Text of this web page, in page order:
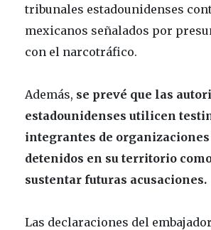
tribunales estadounidenses
mexicanos señalados por
con el narcotráfico.
Además, se prevé que las
estadounidenses utilicen
integrantes de
detenidos en su territorio
sustentar futuras acusaciones.
Las declaraciones del